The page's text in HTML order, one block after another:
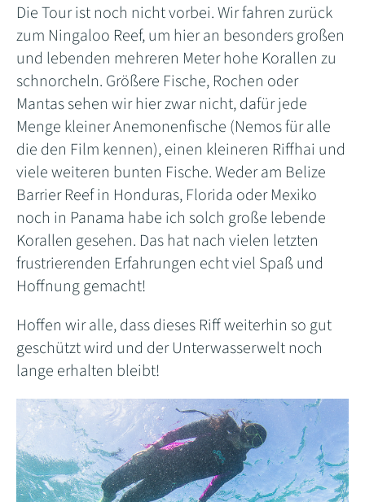
Die Tour ist noch nicht vorbei. Wir fahren zurück
zum Ningaloo Reef, um hier an besonders großen
und lebenden mehreren Meter hohe Korallen zu
schnorcheln. Größere Fische, Rochen oder
Mantas sehen wir hier zwar nicht, dafür jede
Menge kleiner Anemonenfische (Nemos für alle
die den Film kennen), einen kleineren Riffhai und
viele weiteren bunten Fische. Weder am Belize
Barrier Reef in Honduras, Florida oder Mexiko
noch in Panama habe ich solch große lebende
Korallen gesehen. Das hat nach vielen letzten
frustrierenden Erfahrungen echt viel Spaß und
Hoffnung gemacht!
Hoffen wir alle, dass dieses Riff weiterhin so gut
geschützt wird und der Unterwasserwelt noch
lange erhalten bleibt!